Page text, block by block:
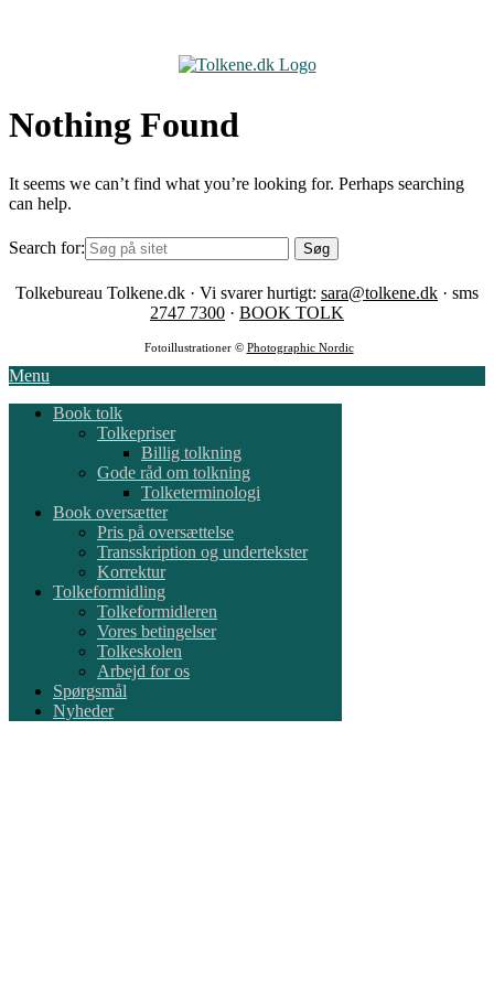
Nothing Found
It seems we can’t find what you’re looking for. Perhaps searching
can help.
Search for:
Tolkebureau Tolkene.dk · Vi svarer hurtigt: sara@tolkene.dk · sms
2747 7300 · BOOK TOLK
Fotoillustrationer © Photographic Nordic
Menu
Book tolk
Tolkepriser
Billig tolkning
Gode råd om tolkning
Tolketerminologi
Book oversætter
Pris på oversættelse
Transskription og undertekster
Korrektur
Tolkeformidling
Tolkeformidleren
Vores betingelser
Tolkeskolen
Arbejd for os
Spørgsmål
Nyheder